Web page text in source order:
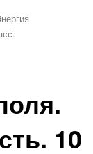
10